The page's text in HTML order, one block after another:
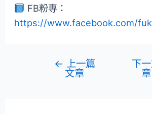
FB粉專：
https://www.facebook.com/
← 上一篇
文章
下
章